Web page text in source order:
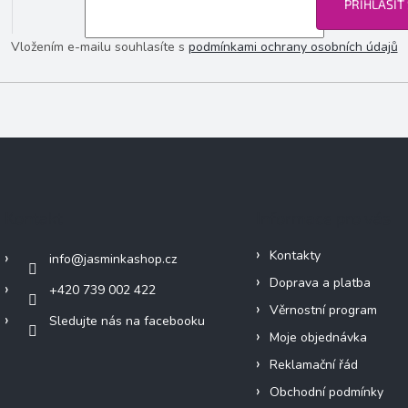
Vložením e-mailu souhlasíte s podmínkami ochrany osobních údajů
PŘIHLÁSIT
info@jasminkashop.cz
+420 739 002 422
Sledujte nás na facebooku
Kontakty
Doprava a platba
Věrnostní program
Moje objednávka
Reklamační řád
Obchodní podmínky